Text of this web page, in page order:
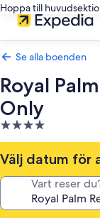
Hoppa till
Se alla boenden
Royal
Only
4.0-
stjärnigt
boende
Välj datum för
Vart reser